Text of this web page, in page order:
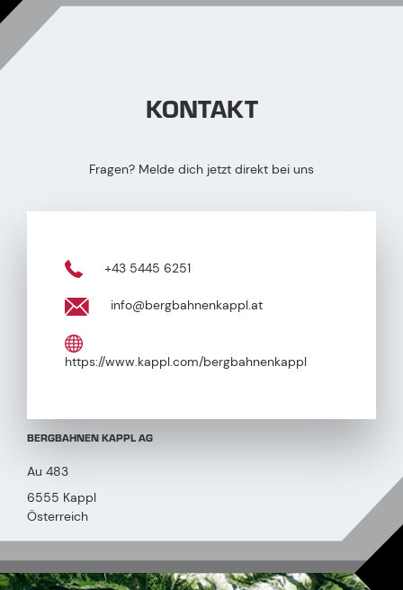
KONTAKT
Fragen? Melde dich jetzt direkt bei uns
+43 5445 6251
info@bergbahnenkappl.at
https://www.kappl.com/bergbahnenkappl
BERGBAHNEN KAPPL AG
Au 483
6555 Kappl
Österreich